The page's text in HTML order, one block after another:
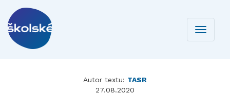
Toggle
Autor textu: TASR
27.08.2020